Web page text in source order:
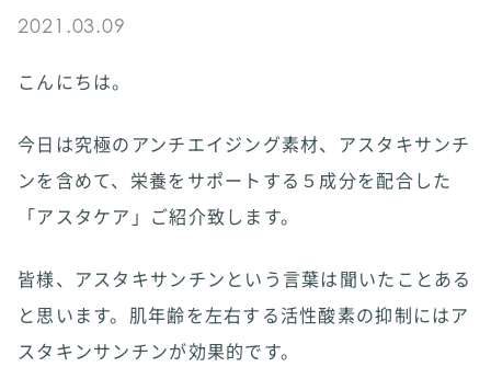
2021.03.09
こんにちは。
今日は究極のアンチエイジング素材、アスタキサンチ
ンを含めて、栄養をサポートする５成分を配合した
「アスタケア」ご紹介致します。
皆様、アスタキサンチンという言葉は聞いたことある
と思います。肌年齢を左右する活性酸素の抑制にはア
スタキンサンチンが効果的です。